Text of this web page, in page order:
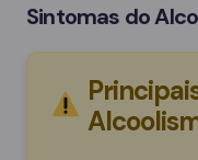
Sintomas do